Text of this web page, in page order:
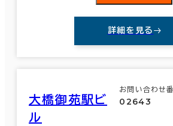
詳細を見る
大橋御苑駅ビ
ル
お問い合わせ番
02643